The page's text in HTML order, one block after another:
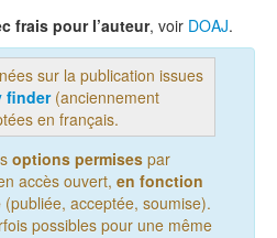
frais pour l’auteur, voir DOAJ.
sur la publication issues
finder(anciennement
en français.
options permises par
accès ouvert, en fonction
(publiée, acceptée, soumise).
possibles pour une même